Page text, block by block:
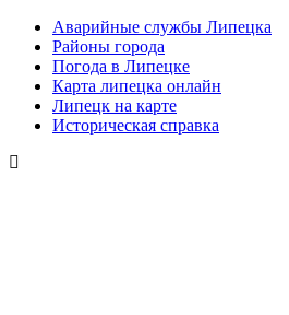
Аварийные службы Липецка
Районы города
Погода в Липецке
Карта липецка онлайн
Липецк на карте
Историческая справка